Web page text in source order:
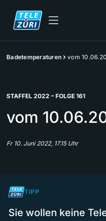
Badetemperaturen vom
STAFFEL 2022 – FOLGE 161
vom
Fr 10. Juni 2022, 17.15 Uhr
TIPP
Sie wollen keine